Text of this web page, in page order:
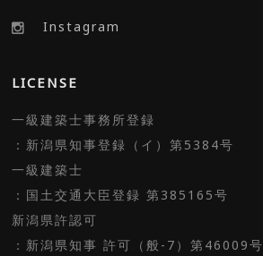
Instagram
LICENSE
一級建築士事務所登録
：新潟県知事登録（イ）第5384号
一級建築士
：国土交通大臣登録 第385165号
新潟県許認可
：新潟県知事 許可（般-7）第46009号